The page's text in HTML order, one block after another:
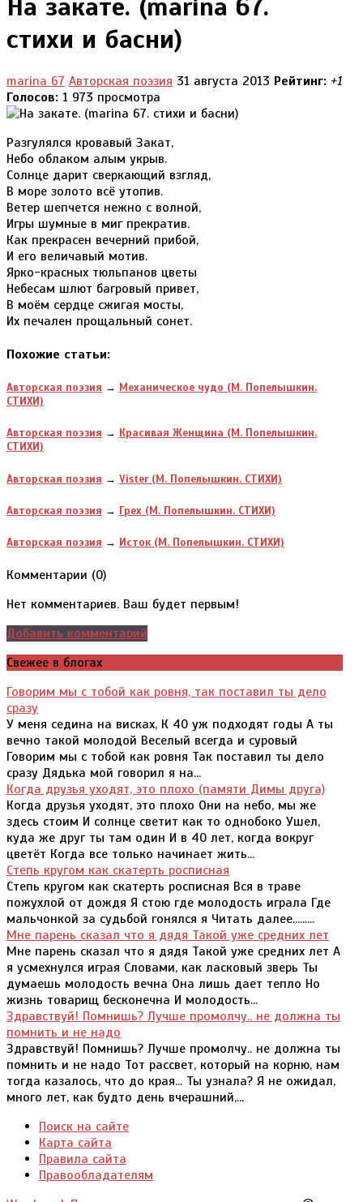
На закате. (marina 67.
стихи и басни)
marina 67 Авторская поэзия 31 августа 2013 Рейтинг: +1
Голосов: 1 973 просмотра
Разгулялся кровавый Закат,
Небо облаком алым укрыв.
Солнце дарит сверкающий взгляд,
В море золото всё утопив.
Ветер шепчется нежно с волной,
Игры шумные в миг прекратив.
Как прекрасен вечерний прибой,
И его величавый мотив.
Ярко-красных тюльпанов цветы
Небесам шлют багровый привет,
В моём сердце сжигая мосты,
Их печален прощальный сонет.
Похожие статьи:
Авторская поэзия → Механическое чудо (М. Попелышкин.
СТИХИ)
Авторская поэзия → Красивая Женщина (М. Попелышкин.
СТИХИ)
Авторская поэзия → Vister (М. Попелышкин. СТИХИ)
Авторская поэзия → Грех (М. Попелышкин. СТИХИ)
Авторская поэзия → Исток (М. Попелышкин. СТИХИ)
Комментарии (0)
Нет комментариев. Ваш будет первым!
Добавить комментарий
Свежее в блогах
Говорим мы с тобой как ровня, так поставил ты дело
сразу
У меня седина на висках, К 40 уж подходят годы А ты
вечно такой молодой Веселый всегда и суровый
Говорим мы с тобой как ровня Так поставил ты дело
сразу Дядька мой говорил я на...
Когда друзья уходят, это плохо (памяти Димы друга)
Когда друзья уходят, это плохо Они на небо, мы же
здесь стоим И солнце светит как то однобоко Ушел,
куда же друг ты там один И в 40 лет, когда вокруг
цветёт Когда все только начинает жить...
Степь кругом как скатерть росписная
Степь кругом как скатерть росписная Вся в траве
пожухлой от дождя Я стою где молодость играла Где
мальчонкой за судьбой гонялся я Читать далее.........
Мне парень сказал что я дядя Такой уже средних лет
Мне парень сказал что я дядя Такой уже средних лет А
я усмехнулся играя Словами, как ласковый зверь Ты
думаешь молодость вечна Она лишь дает тепло Но
жизнь товарищ бесконечна И молодость...
Здравствуй! Помнишь? Лучше промолчу.. не должна ты
помнить и не надо
Здравствуй! Помнишь? Лучше промолчу.. не должна ты
помнить и не надо Тот рассвет, который на корню, нам
тогда казалось, что до края... Ты узнала? Я не ожидал,
много лет, как будто день вчерашний,...
Поиск на сайте
Карта сайта
Правила сайта
Правообладателям